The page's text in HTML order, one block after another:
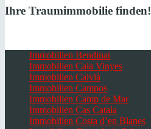
Ihre Traumimmobilie finden!
Immobilien Bendinat
Immobilien Cala Vinyes
Immobilien Calvià
Immobilien Campos
Immobilien Camp de Mar
Immobilien Cas Catala
Immobilien Costa d’en Blanes